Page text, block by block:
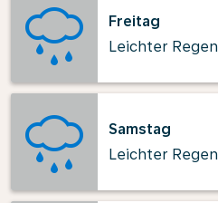
Freitag
Leichter Regen
Samstag
Leichter Regen